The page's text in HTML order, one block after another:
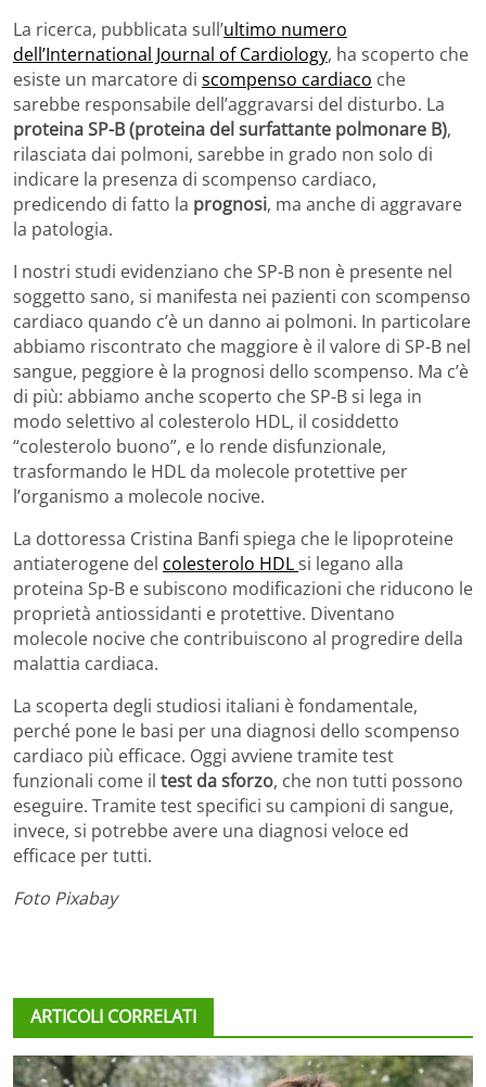
La ricerca, pubblicata sull’ultimo numero
dell’International Journal of Cardiology, ha scoperto che
esiste un marcatore di scompenso cardiaco che
sarebbe responsabile dell’aggravarsi del disturbo. La
proteina SP-B (proteina del surfattante polmonare B),
rilasciata dai polmoni, sarebbe in grado non solo di
indicare la presenza di scompenso cardiaco,
predicendo di fatto la prognosi, ma anche di aggravare
la patologia.
I nostri studi evidenziano che SP-B non è presente nel
soggetto sano, si manifesta nei pazienti con scompenso
cardiaco quando c’è un danno ai polmoni. In particolare
abbiamo riscontrato che maggiore è il valore di SP-B nel
sangue, peggiore è la prognosi dello scompenso. Ma c’è
di più: abbiamo anche scoperto che SP-B si lega in
modo selettivo al colesterolo HDL, il cosiddetto
“colesterolo buono”, e lo rende disfunzionale,
trasformando le HDL da molecole protettive per
l’organismo a molecole nocive.
La dottoressa Cristina Banfi spiega che le lipoproteine
antiaterogene del colesterolo HDLsi legano alla
proteina Sp-B e subiscono modificazioni che riducono le
proprietà antiossidanti e protettive. Diventano
molecole nocive che contribuiscono al progredire della
malattia cardiaca.
La scoperta degli studiosi italiani è fondamentale,
perché pone le basi per una diagnosi dello scompenso
cardiaco più efficace. Oggi avviene tramite test
funzionali come il test da sforzo, che non tutti possono
eseguire. Tramite test specifici su campioni di sangue,
invece, si potrebbe avere una diagnosi veloce ed
efficace per tutti.
Foto Pixabay
ARTICOLI CORRELATI